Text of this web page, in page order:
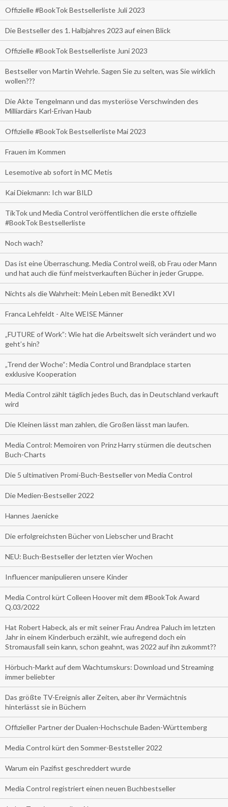
Offizielle #BookTok Bestsellerliste Juli 2023
Die Bestseller des 1. Halbjahres 2023 auf einen Blick
Offizielle #BookTok Bestsellerliste Juni 2023
Bestseller von Martin Wehrle. Sagen Sie zu selten, was Sie wirklich
wollen???
Die Akte Tengelmann und das mysteriöse Verschwinden des
Milliardärs Karl-Erivan Haub
Offizielle #BookTok Bestsellerliste Mai 2023
Frauen im Kommen
Lesemotive ab sofort in MC Metis
Kai Diekmann: Ich war BILD
TikTok und Media Control veröffentlichen die erste offizielle
#BookTok Bestsellerliste
Noch wach?
Das ist eine Überraschung. Media Control weiß, ob Frau oder Mann
und hat auch die fünf meistverkauften Bücher in jeder Gruppe.
Nichts als die Wahrheit: Mein Leben mit Benedikt XVI
Franca Lehfeldt - Alte WEISE Männer
„FUTURE of Work”: Wie hat die Arbeitswelt sich verändert und wo
geht’s hin?
„Trend der Woche“: Media Control und Brandplace starten
exklusive Kooperation
Media Control zählt täglich jedes Buch, das in Deutschland verkauft
wird
Die Kleinen lässt man zahlen, die Großen lässt man laufen.
Media Control: Memoiren von Prinz Harry stürmen die deutschen
Buch-Charts
Die 5 ultimativen Promi-Buch-Bestseller von Media Control
Die Medien-Bestseller 2022
Hannes Jaenicke
Die erfolgreichsten Bücher von Liebscher und Bracht
NEU: Buch-Bestseller der letzten vier Wochen
Influencer manipulieren unsere Kinder
Media Control kürt Colleen Hoover mit dem #BookTok Award
Q.03/2022
Hat Robert Habeck, als er mit seiner Frau Andrea Paluch im letzten
Jahr in einem Kinderbuch erzählt, wie aufregend doch ein
Stromausfall sein kann, schon geahnt, was 2022 auf ihn zukommt??
Hörbuch-Markt auf dem Wachtumskurs: Download und Streaming
immer beliebter
Das größte TV-Ereignis aller Zeiten, aber ihr Vermächtnis
hinterlässt sie in Büchern
Offizieller Partner der Dualen-Hochschule Baden-Württemberg
Media Control kürt den Sommer-Beststeller 2022
Warum ein Pazifist geschreddert wurde
Media Control registriert einen neuen Buchbestseller